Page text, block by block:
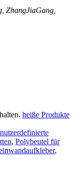
ZhangJiaGang,
heiße Produkte
, Polybeutel für
,